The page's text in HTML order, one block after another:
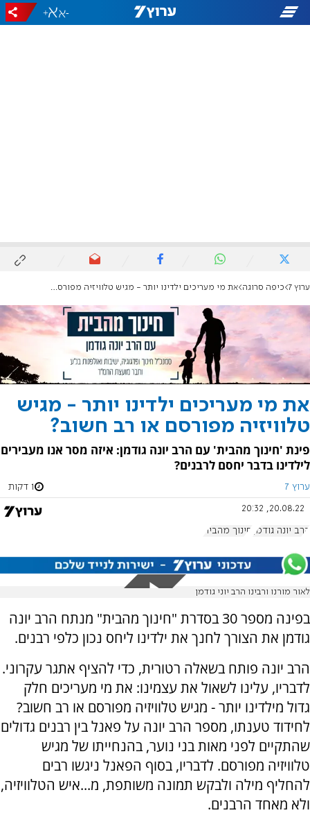
-
+
ערוץ 7 כיפה סרוגה את מי מעריכים ילדינו יותר - מגיש טלוויזיה מפורסם או רב חשוב?
את מי מעריכים ילדינו יותר - מגיש
טלוויזיה מפורסם או רב חשוב?
פינת 'חינוך מהבית' עם הרב יונה גודמן: איזה מסר אנו מעבירים
לילדינו בדבר יחסם לרבנים?
ערוץ 7 1 דקות
20.08.22, 20:32
הרב יונה גודמן חינוך מהבית
לאור מורנו ורבינו הרב יוני גודמן
בפינה מספר 30 בסדרת "חינוך מהבית" מנתח הרב יונה
גודמן את הצורך לחנך את ילדינו ליחס נכון כלפי רבנים.
הרב יונה פותח בשאלה רטורית, כדי להציף אתגר עקרוני.
לדבריו, עלינו לשאול את עצמינו: את מי מעריכים חלק
גדול מילדינו יותר - מגיש טלוויזיה מפורסם או רב חשוב?
לחידוד טענתו, מספר הרב יונה על פאנל בין רבנים גדולים
שהתקיים לפני מאות בני נוער, בהנחייתו של מגיש
טלוויזיה מפורסם. לדבריו, בסוף הפאנל ניגשו רבים
להחליף מילה ולבקש תמונה משותפת, מ...איש הטלוויזיה,
ולא מאחד הרבנים.